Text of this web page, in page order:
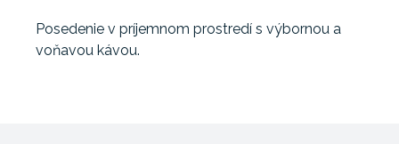
Posedenie v príjemnom prostredí s výbornou a
voňavou kávou.